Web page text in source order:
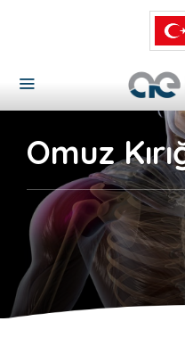
Omuz